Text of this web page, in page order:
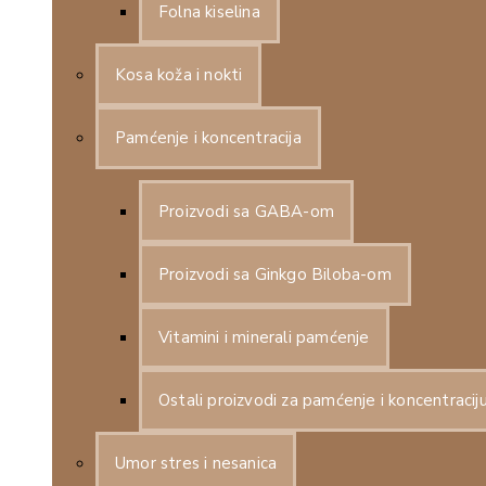
Folna kiselina
Kosa koža i nokti
Pamćenje i koncentracija
Proizvodi sa GABA-om
Proizvodi sa Ginkgo Biloba-om
Vitamini i minerali pamćenje
Ostali proizvodi za pamćenje i
Umor stres i nesanica